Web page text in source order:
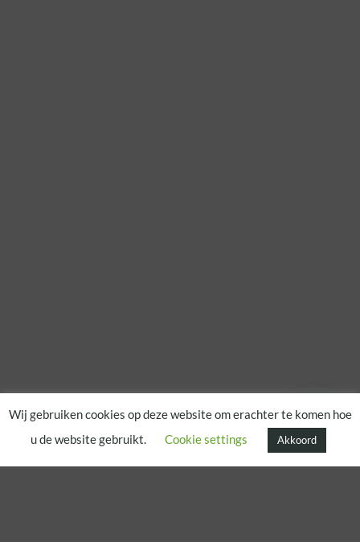
Wij gebruiken cookies op deze website om erachter te komen hoe
u de website gebruikt.
Cookie settings Akkoord